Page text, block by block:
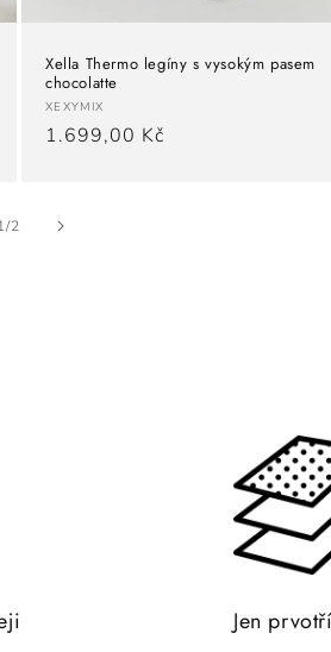
Xella Thermo legíny s vysokým pasem
chocolatte
Dodavatel:
XEXYMIX
Běžná
1.699,00 Kč
/z2
Jen